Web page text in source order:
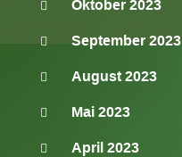
Oktober 2023
September 2023
August 2023
Mai 2023
April 2023